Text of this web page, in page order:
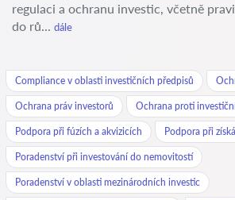
regulaci a ochranu investic, včetně
do rů... dále
Compliance v oblasti investičních předpisů
Ochrana práv investorů Ochrana proti
Podpora při fúzích a akvizicích Podpora při
Poradenství při investování do nemovitostí
Poradenství v oblasti mezinárodních investic